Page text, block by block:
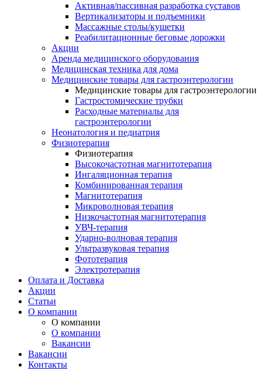
Активная/пассивная разработка суставов
Вертикализаторы и подъемники
Массажные столы/кушетки
Реабилитационные беговые дорожки
Акции
Аренда медицинского оборудования
Медицинская техника для дома
Медицинские товары для гастроэнтерологии
Медицинские товары для гастроэнтерологии
Гастростомические трубки
Расходные материалы для
гастроэнтерологии
Неонатология и педиатрия
Физиотерапия
Физиотерапия
Высокочастотная магнитотерапия
Ингаляционная терапия
Комбинированная терапия
Магнитотерапия
Микроволновая терапия
Низкочастотная магнитотерапия
УВЧ-терапия
Ударно-волновая терапия
Ультразвуковая терапия
Фототерапия
Электротерапия
Оплата и Доставка
Акции
Статьи
О компании
О компании
О компании
Вакансии
Вакансии
Контакты